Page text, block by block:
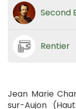
Second
Rentier
Jean Marie
sur-Aujon